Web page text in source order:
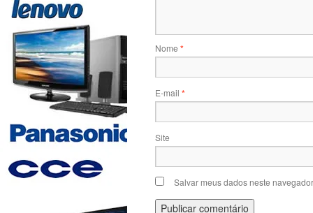
Nome *
E-mail *
Site
Salvar meus dados neste